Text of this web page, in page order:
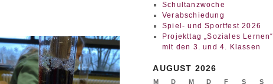
Schultanzwoche
Verabschiedung
Spiel- und Sportfest 2026
Projekttag „Soziales Lernen“
mit den 3. und 4. Klassen
AUGUST 2026
M D M D F S S